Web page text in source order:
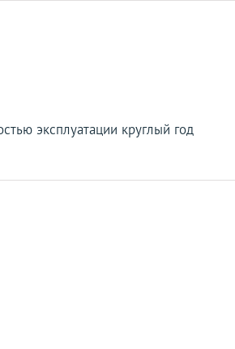
эксплуатации круглый год